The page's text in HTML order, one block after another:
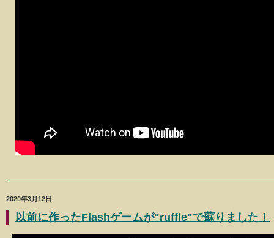
2020年3月12日
以前に作ったFlashゲームが"ruffle"で蘇りました！